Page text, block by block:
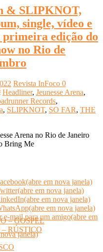
– GOSPEL
RÚSTICO
& SLIPKNOT,
single, vídeo e
primeira edição do
no Rio de
Revista InFoco 0
Headliner, Jeunesse Arena,
Records,
, SLIPKNOT, SO FAR, THE
Arena no Rio de Janeiro
Bring Me
em nova janela)
em nova janela)
em nova janela)
em nova janela)
mail para um amigo(abre em
janela)